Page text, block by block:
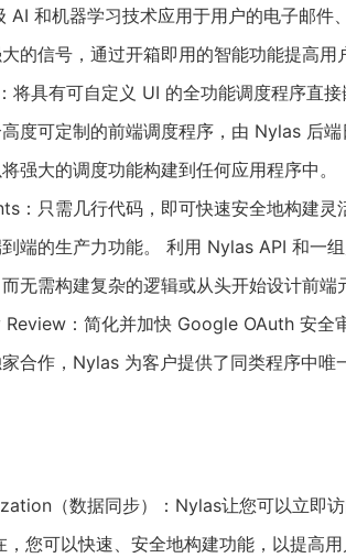
AI 和机器学习技术应用于用户的电子邮件
的信号，通过开箱即用的智能功能提高用
将具有可自定义 UI 的全功能调度程序直
度可定制的前端调度程序，由 Nylas 后
强大的调度功能构建到任何应用程序中。
：只需几行代码，即可快速安全地构建
端的生产力功能。 利用 Nylas API 和一
无需构建复杂的逻辑或从头开始设计前端
：简化并加快 Google OAuth 安全
合作，Nylas 为客户提供了同类程序中唯
（数据同步）：Nylas让您可以立即访
，您可以快速、安全地构建功能，以提高